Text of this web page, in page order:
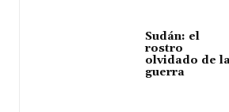
Sudán: el
rostro
olvidado de
guerra